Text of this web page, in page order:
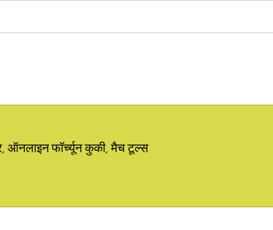
ऑनलाइन फॉर्च्यून कुकी, मैच टूल्स